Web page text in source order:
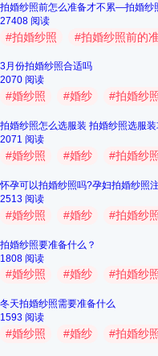
拍婚纱照前怎么准备才不累—拍婚纱
27408 阅读
#拍婚纱照 #拍婚纱照前的
3月份拍婚纱照合适吗
2070 阅读
#婚纱照 #婚纱 #拍婚纱
拍婚纱照怎么选服装 拍婚纱照选服
2071 阅读
#婚纱照 #婚纱 #拍婚纱
怀孕可以拍婚纱照吗?孕妇拍婚纱照
2513 阅读
#婚纱照 #婚纱 #拍婚纱
拍婚纱照要准备什么？
1808 阅读
#婚纱照 #婚纱 #拍婚纱
冬天拍婚纱照需要准备什么
1593 阅读
#婚纱照 #婚纱 #拍婚纱